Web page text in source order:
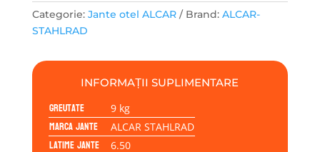
ALCAR
STAHLRAD
6.15
16
65/T6-
Transporter-
Categorie: Jante otel ALCAR Brand: ALCAR-
STAHLRAD
INFORMAȚII SUPLIMENTARE
Greutate 9 kg
Marca jante ALCAR STAHLRAD
Latime jante 6.50